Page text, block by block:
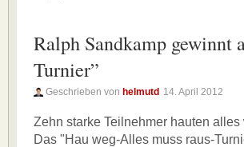
Ralph Sandkamp gewinnt
Turnier”
Geschrieben von helmutd 14. April 2012
Zehn starke Teilnehmer hauten alles
Das "Hau weg-Alles muss raus-